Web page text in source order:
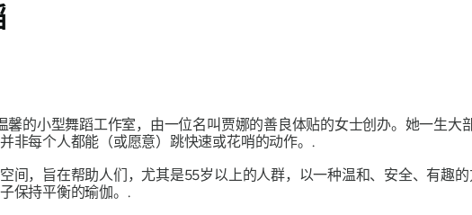
馨的小型舞蹈工作室，由一位名叫贾娜的善良体贴的女士创办。她一生
非每个人都能（或愿意）跳快速或花哨的动作。.
间，旨在帮助人们，尤其是55岁以上的人群，以一种温和、安全、有
保持平衡的瑜伽。.